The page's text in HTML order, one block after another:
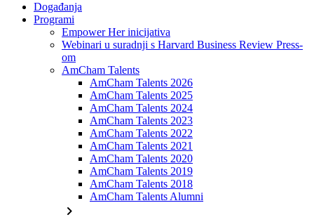
Događanja
Programi
Empower Her inicijativa
Webinari u suradnji s Harvard Business Review Press-
om
AmCham Talents
AmCham Talents 2026
AmCham Talents 2025
AmCham Talents 2024
AmCham Talents 2023
AmCham Talents 2022
AmCham Talents 2021
AmCham Talents 2020
AmCham Talents 2019
AmCham Talents 2018
AmCham Talents Alumni
chevron_right